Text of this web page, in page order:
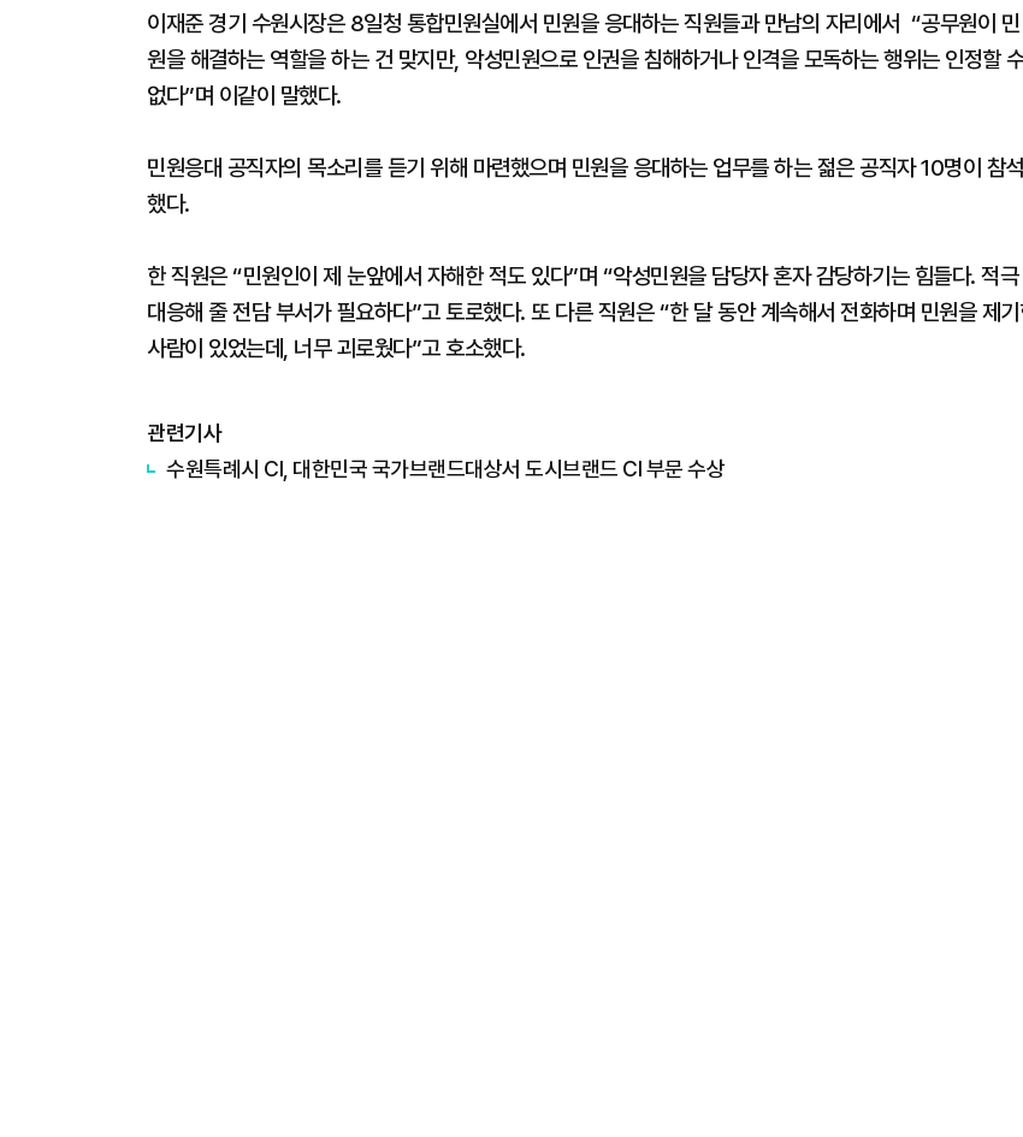
이재준 경기 수원시장은 8일청 통합민원실에서 민원을 응대하는 직원들과 만남의 자리에서 “공무원이 민
원을 해결하는 역할을 하는 건 맞지만, 악성민원으로 인권을 침해하거나 인격을 모독하는 행위는 인정할
없다”며 이같이 말했다.
민원응대 공직자의 목소리를 듣기 위해 마련했으며 민원을 응대하는 업무를 하는 젊은 공직자 10명이 참석
했다.
한 직원은 “민원인이 제 눈앞에서 자해한 적도 있다”며 “악성민원을 담당자 혼자 감당하기는 힘들다. 적극
대응해 줄 전담 부서가 필요하다”고 토로했다. 또 다른 직원은 “한 달 동안 계속해서 전화하며 민원을 제
사람이 있었는데, 너무 괴로웠다”고 호소했다.
관련기사
수원특례시 CI, 대한민국 국가브랜드대상서 도시브랜드 CI 부문 수상